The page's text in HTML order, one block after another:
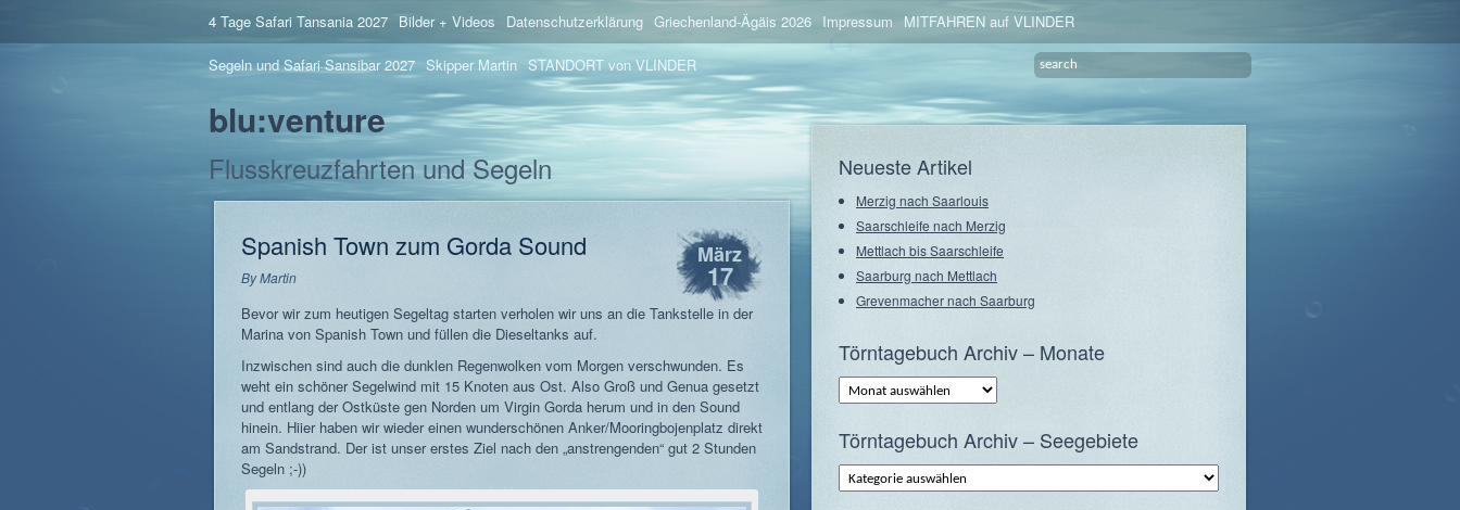
4 Tage Safari Tansania 2027 Bilder + Videos Datenschutzerklärung Griechenland-Ägäis 2026 Impressum MITFAHREN auf VLINDER
Segeln und Safari Sansibar 2027 Skipper Martin STANDORT von VLINDER
blu:venture
Flusskreuzfahrten und Segeln
Spanish Town zum Gorda Sound
ByMartin
März
17
Bevor wir zum heutigen Segeltag starten verholen wir uns an die Tankstelle in der
Marina von Spanish Town und füllen die Dieseltanks auf.
Inzwischen sind auch die dunklen Regenwolken vom Morgen verschwunden. Es
weht ein schöner Segelwind mit 15 Knoten aus Ost. Also Groß und Genua gesetzt
und entlang der Ostküste gen Norden um Virgin Gorda herum und in den Sound
hinein. Hiier haben wir wieder einen wunderschönen Anker/Mooringbojenplatz direkt
am Sandstrand. Der ist unser erstes Ziel nach den „anstrengenden“ gut 2 Stunden
Segeln ;-))
Neueste Artikel
Merzig nach Saarlouis
Saarschleife nach Merzig
Mettlach bis Saarschleife
Saarburg nach Mettlach
Grevenmacher nach Saarburg
Törntagebuch Archiv – Monate
Törntagebuch
Archiv
–
Törntagebuch Archiv – Seegebiete
Törntagebuch
Archiv
–